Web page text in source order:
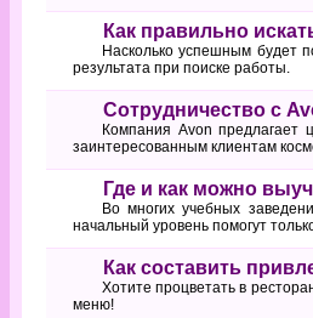
Как правильно
Насколько успешным будет
результата при поиске работы.
Сотрудничество с
Компания Avon предлагает
заинтересованным клиентам
Где и как можно
Во многих учебных
начальный уровень помогут
Как составить
Хотите процветать в
меню!